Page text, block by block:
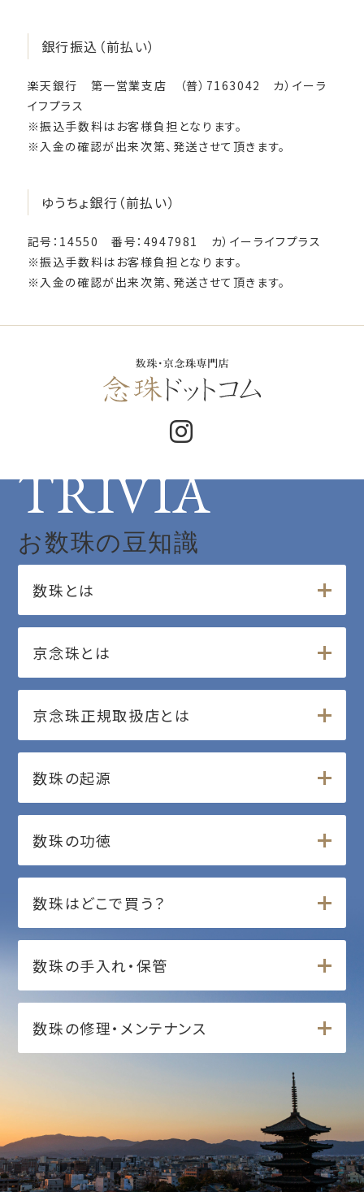
銀行振込（前払い）
楽天銀行 第一営業支店 （普）7163042 カ）イーラ
イフプラス
※振込手数料はお客様負担となります。
※入金の確認が出来次第、発送させて頂きます。
ゆうちょ銀行（前払い）
記号：14550 番号：4947981 カ）イーライフプラス
※振込手数料はお客様負担となります。
※入金の確認が出来次第、発送させて頂きます。
TRIVIA
お数珠の豆知識
数珠とは
京念珠とは
京念珠正規取扱店とは
数珠の起源
数珠の功徳
数珠はどこで買う？
数珠の手入れ・保管
数珠の修理・メンテナンス